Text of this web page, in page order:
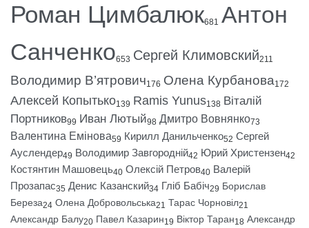
Роман Цимбалюк681 Антон
Санченко653 Сергей Климовский211
Володимир В’ятрович176 Олена Курбанова172
Алексей Копытько139 Ramis Yunus138 Віталій
Портников99 Иван Лютый98 Дмитро Вовнянко73
Валентина Емінова59 Кирилл Данильченко52 Сергей
Ауслендер49 Володимир Завгородній42 Юрий Христензен42
Костянтин Машовець40 Олексій Петров40 Валерій
Прозапас35 Денис Казанский34 Гліб Бабіч29 Борислав
Береза24 Олена Добровольська21 Тарас Чорновіл21
Александр Балу20 Павел Казарин19 Віктор Таран18 Александр